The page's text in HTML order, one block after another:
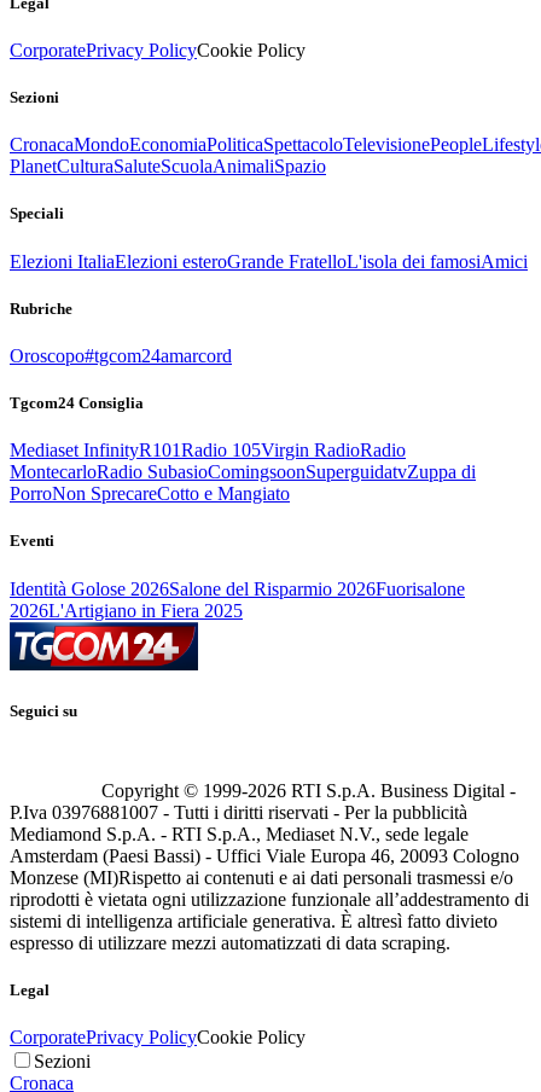
CorporatePrivacy PolicyCookie Policy
Sezioni
CronacaMondoEconomiaPoliticaSpettacoloTelevisionePeople
PlanetCulturaSaluteScuolaAnimaliSpazio
Speciali
Elezioni ItaliaElezioni esteroGrande FratelloL'isola dei famosiAmici
Rubriche
Oroscopo#tgcom24amarcord
Tgcom24 Consiglia
Mediaset InfinityR101Radio 105Virgin RadioRadio
MontecarloRadio SubasioComingsoonSuperguidatvZuppa di
PorroNon SprecareCotto e Mangiato
Eventi
Identità Golose 2026Salone del Risparmio 2026Fuorisalone
2026L'Artigiano in Fiera 2025
Seguici su
Copyright © 1999-2026 RTI S.p.A. Business Digital -
P.Iva 03976881007 - Tutti i diritti riservati - Per la pubblicità
Mediamond S.p.A. - RTI S.p.A., Mediaset N.V., sede legale
Amsterdam (Paesi Bassi) - Uffici Viale Europa 46, 20093 Cologno
Monzese (MI)Rispetto ai contenuti e ai dati personali trasmessi e/o
riprodotti è vietata ogni utilizzazione funzionale all’addestramento di
sistemi di intelligenza artificiale generativa. È altresì fatto divieto
espresso di utilizzare mezzi automatizzati di data scraping.
Legal
CorporatePrivacy PolicyCookie Policy
Sezioni
Cronaca